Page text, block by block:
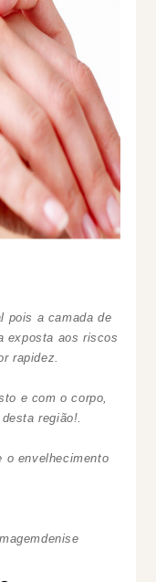
pois a camada de
exposta aos riscos
rapidez.
e com o corpo,
região!.
o envelhecimento